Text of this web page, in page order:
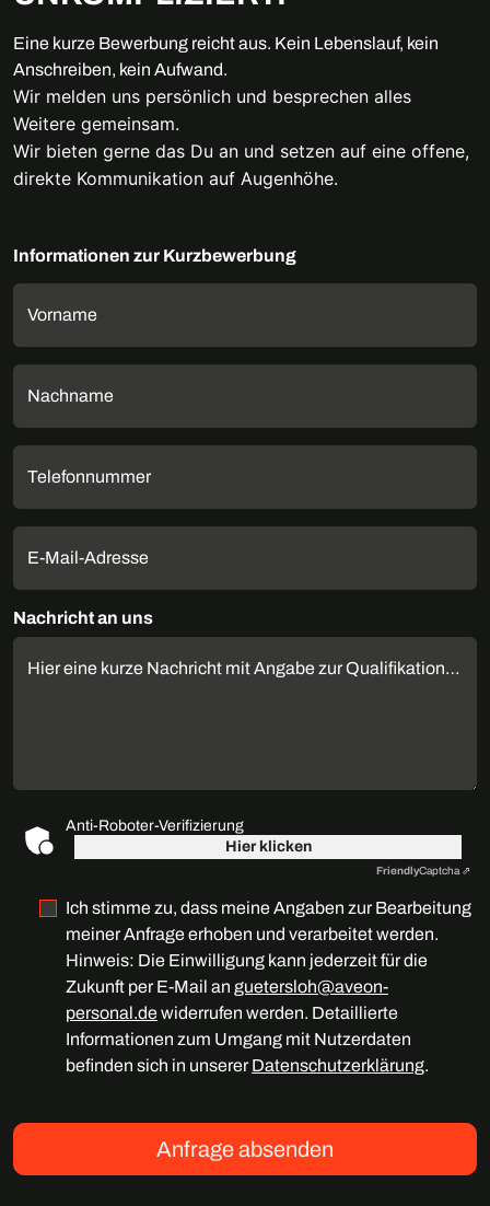
Eine kurze Bewerbung reicht aus. Kein Lebenslauf, kein
Anschreiben, kein Aufwand.
Wir melden uns persönlich und besprechen alles
Weitere gemeinsam.
Wir bieten gerne das Du an und setzen auf eine offene,
direkte Kommunikation auf Augenhöhe.
Informationen zur Kurzbewerbung
Vorname
Nachname
Telefonnummer
E-Mail-Adresse
Nachricht an uns
Hier eine kurze Nachricht mit Angabe zur Qualifikation einfügen
Anti-Roboter-Verifizierung
Hier klicken
FriendlyCaptcha ⇗
Ich stimme zu, dass meine Angaben zur Bearbeitung
meiner Anfrage erhoben und verarbeitet werden.
Hinweis: Die Einwilligung kann jederzeit für die
Zukunft per E-Mail an guetersloh@aveon-
personal.dewiderrufen werden. Detaillierte
Informationen zum Umgang mit Nutzerdaten
befinden sich in unserer Datenschutzerklärung.
Anfrage absenden